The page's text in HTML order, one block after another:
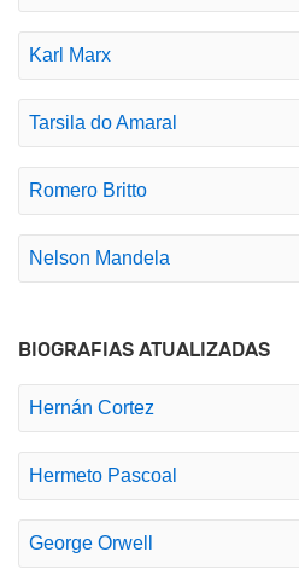
Karl Marx
Tarsila do Amaral
Romero Britto
Nelson Mandela
BIOGRAFIAS ATUALIZADAS
Hernán Cortez
Hermeto Pascoal
George Orwell